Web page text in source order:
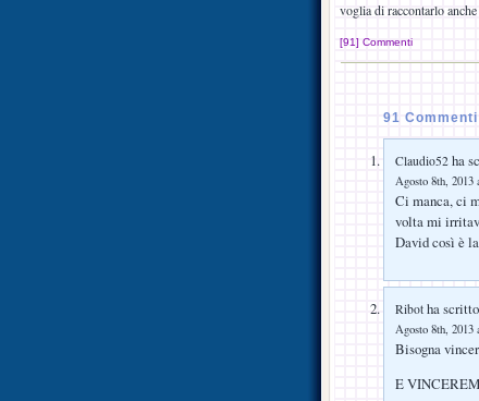
voglia di raccontarlo
[91] Commenti
91
Claudio52 ha
Agosto 8th, 2013
Ci manca, ci
volta mi
David così è
Ribot ha
Agosto 8th, 2013
Bisogna
E